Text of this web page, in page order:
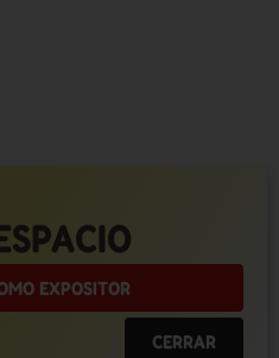
EXPOSITOR
CERRAR